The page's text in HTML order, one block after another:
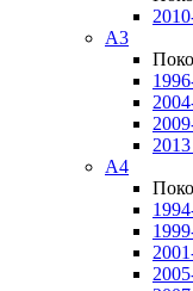
A3
A4